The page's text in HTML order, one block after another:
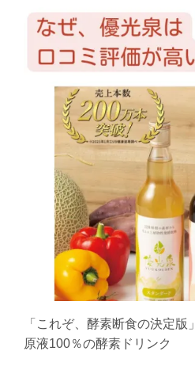
「これぞ、酵素断食の決定版」
原液100％の酵素ドリンク